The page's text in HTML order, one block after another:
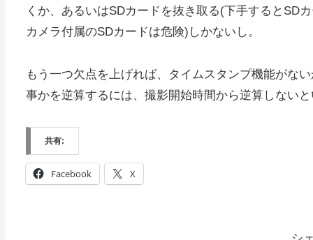
くか、あるいはSDカードを抜き取る(下手するとSD
カメラ付属のSDカードは危険)しかないし。
もう一つ欠点を上げれば、タイムスタンプ機能がな
事かを逆算するには、撮影開始時間から逆算しない
共有:
Facebook X